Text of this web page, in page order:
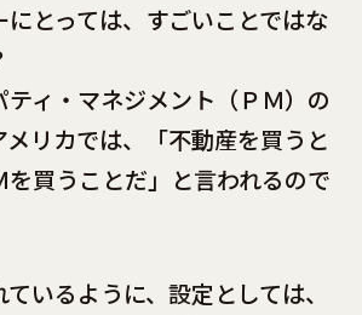
にとっては、すごいことではな
ィ・マネジメント（ＰＭ）の
リカでは、「不動産を買うと
を買うことだ」と言われるので
いるように、設定としては、